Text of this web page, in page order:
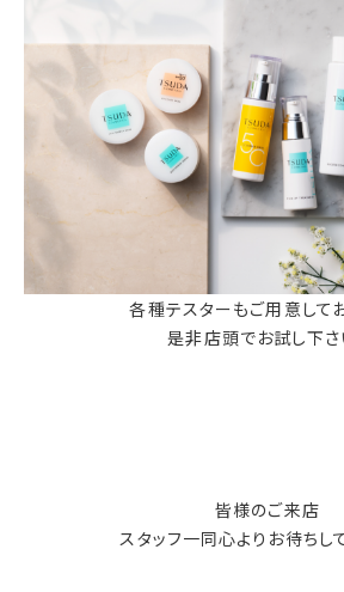
各種テスターもご用意してお
是非店頭でお試し下さ
皆様のご来店
スタッフ一同心よりお待ちし